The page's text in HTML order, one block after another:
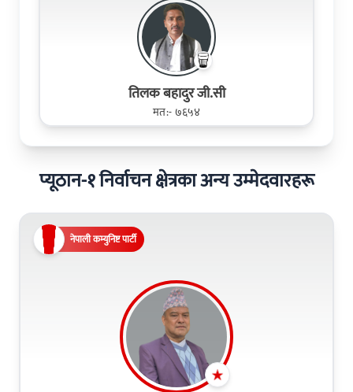
तिलक बहादुर जी.सी
मत:- ७६५४
प्यूठान-१ निर्वाचन क्षेत्रका अन्य उम्मेदवारहरू
नेपाली कम्युनिष्ट पार्टी